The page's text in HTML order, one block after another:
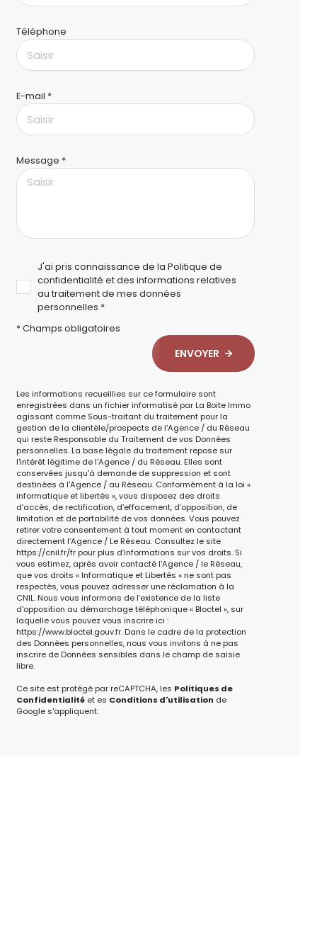
Téléphone
E-mail *
Message *
J'ai pris connaissance de la Politique de
confidentialité et des informations relatives
au traitement de mes données
personnelles *
* Champs obligatoires
ENVOYER
Les informations recueillies sur ce formulaire sont
enregistrées dans un fichier informatisé par La Boite Immo
agissant comme Sous-traitant du traitement pour la
gestion de la clientèle/prospects de l'Agence / du Réseau
qui reste Responsable du Traitement de vos Données
personnelles. La base légale du traitement repose sur
l'intérêt légitime de l'Agence / du Réseau. Elles sont
conservées jusqu'à demande de suppression et sont
destinées à l'Agence / au Réseau. Conformément à la loi «
informatique et libertés », vous disposez des droits
d’accès, de rectification, d’effacement, d’opposition, de
limitation et de portabilité de vos données. Vous pouvez
retirer votre consentement à tout moment en contactant
directement l’Agence / Le Réseau. Consultez le site
https://cnil.fr/frpour plus d’informations sur vos droits. Si
vous estimez, après avoir contacté l'Agence / le Réseau,
que vos droits « Informatique et Libertés » ne sont pas
respectés, vous pouvez adresser une réclamation à la
CNIL. Nous vous informons de l’existence de la liste
d'opposition au démarchage téléphonique « Bloctel », sur
laquelle vous pouvez vous inscrire ici :
https://www.bloctel.gouv.fr. Dans le cadre de la protection
des Données personnelles, nous vous invitons à ne pas
inscrire de Données sensibles dans le champ de saisie
libre.
Ce site est protégé par reCAPTCHA, les Politiques de
Confidentialitéet es Conditions d'utilisation de
Google s'appliquent.